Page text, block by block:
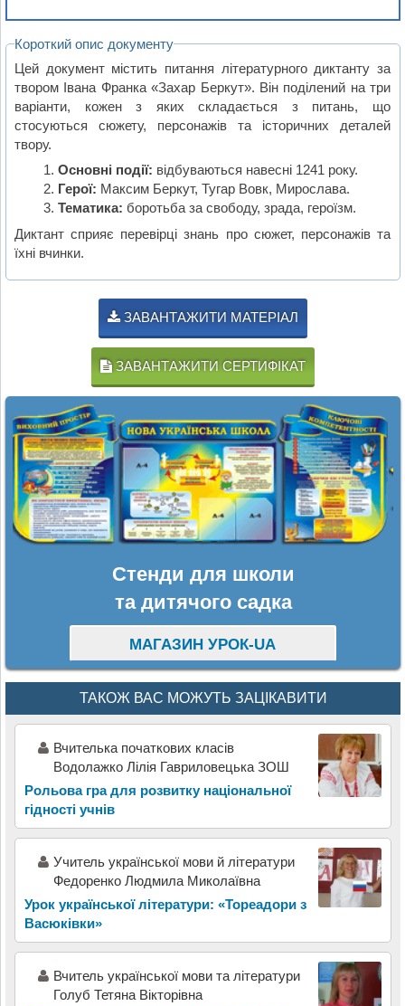
Короткий опис документу
Цей документ містить питання літературного диктанту за
твором Івана Франка «Захар Беркут». Він поділений на три
варіанти, кожен з яких складається з питань, що
стосуються сюжету, персонажів та історичних деталей
твору.
Основні події: відбуваються навесні 1241 року.
Герої: Максим Беркут, Тугар Вовк, Мирослава.
Тематика: боротьба за свободу, зрада, героїзм.
Диктант сприяє перевірці знань про сюжет, персонажів та
їхні вчинки.
ЗАВАНТАЖИТИ МАТЕРІАЛ
ЗАВАНТАЖИТИ СЕРТИФІКАТ
Стенди для школи
та дитячого садка
МАГАЗИН УРОК-UA
ТАКОЖ ВАС МОЖУТЬ ЗАЦІКАВИТИ
Вчителька початкових класів
Водолажко Лілія Гавриловецька ЗОШ
Рольова гра для розвитку національної
гідності учнів
Учитель української мови й літератури
Федоренко Людмила Миколаївна
Урок української літератури: «Тореадори з
Васюківки»
Вчитель української мови та літератури
Голуб Тетяна Вікторівна